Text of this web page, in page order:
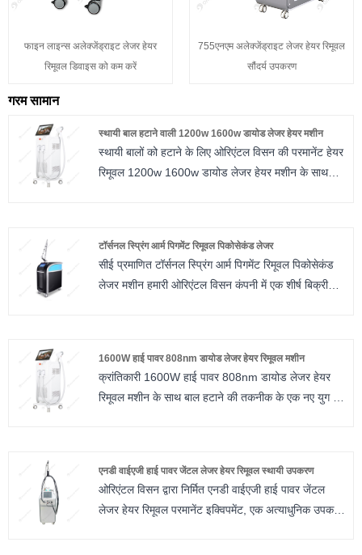
फाइन लाइन्स अलेक्जेंड्राइट लेजर हेयर
रिमूवल डिवाइस को कम करें
755एनएम अलेक्जेंड्राइट लेजर हेयर रिमूवल
सौंदर्य उपकरण
गरम सामान
स्थायी बाल हटाने वाली 1200w 1600w डायोड लेजर हेयर मशीन
स्थायी बालों को हटाने के लिए ओरिएंटल विसन की परमानेंट हेयर
रिमूवल 1200w 1600w डायोड लेजर हेयर मशीन के साथ
लिए एक संपूर्ण समाधान प्रदान करता है और प्रत्येक उपचार
सत्र के साथ सर्वोत्तम संभव परिणामों की गारंटी देता है।
टॉर्सनल स्प्रिंग आर्म पिगमेंट रिमूवल पिकोसेकंड लेजर
सीई प्रमाणित टॉर्सनल स्प्रिंग आर्म पिगमेंट रिमूवल पिकोसेकंड
लेजर मशीन हमारी ओरिएंटल विसन कंपनी में एक शीर्ष बिक्री
मशीन मानव-केंद्रित है और संचालित करने में आसान है। गहरे
और रंगीन टैटू पर इसका अच्छा चिकित्सीय प्रभाव पड़ता है।
सरल इंटरफ़ेस ऑपरेशन मोड, आप विभिन्न ग्राहकों की त्वचा
विभिन्न हिस्सों को लक्षित कर सकता है, और प्रकाश स्थान के
आकार को समायोजित किया जा सकता है, जिसे बड़े या छोटे
क्षेत्रों पर लागू किया जा सकता है।
1600W हाई पावर 808nm डायोड लेजर हेयर रिमूवल मशीन
क्रांतिकारी 1600W हाई पावर 808nm डायोड लेजर हेयर
रिमूवल मशीन के साथ बाल हटाने की तकनीक के एक नए युग में
इसे बाकियों से अलग करता है। यहां बताया गया है कि चिकनी,
बाल-मुक्त त्वचा पाने के लिए यह सर्वोत्तम विकल्प क्यों है:
एनडी वाईएजी हाई पावर जेंटल लेजर हेयर रिमूवल स्थायी उपकरण
ओरिएंटल विसन द्वारा निर्मित एनडी वाईएजी हाई पावर जेंटल
लेजर हेयर रिमूवल परमानेंट इक्विपमेंट, एक अत्याधुनिक उपकरण